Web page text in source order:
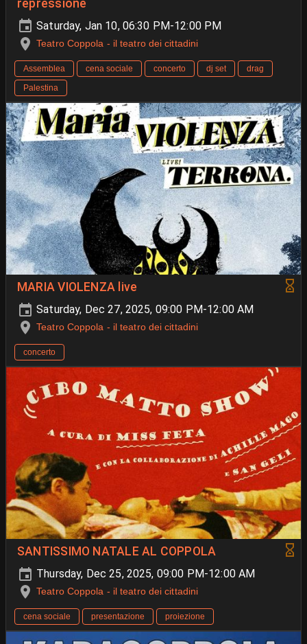
repressione
Saturday, Jan 10, 06:30 PM-12:00 PM
Teatro Coppola - il teatro dei cittadini
Assemblea cena sociale concerto dj set
drag
Palestina
MARIA VIOLENZA live
Saturday, Dec 27, 2025, 09:00 PM-12:00 AM
Teatro Coppola - il teatro dei cittadini
concerto
SANTISSIMO NATALE AL COPPOLA
Thursday, Dec 25, 2025, 09:00 PM-12:00 AM
Teatro Coppola - il teatro dei cittadini
cena sociale presentazione proiezione